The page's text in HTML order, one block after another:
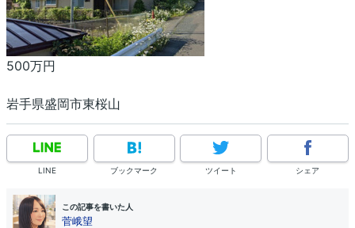
500万円
岩手県盛岡市東桜山
LINE ブックマーク ツイート シェア
この記事を書いた人
菅峨望